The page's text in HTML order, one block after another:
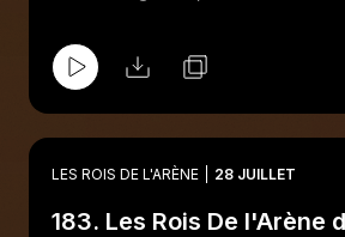
présent à Minneapolis en
Martel. Aussi, entrevue avec
LES ROIS DE L'ARÈNE 28 JUILLET
183. Les Rois De l'Arène